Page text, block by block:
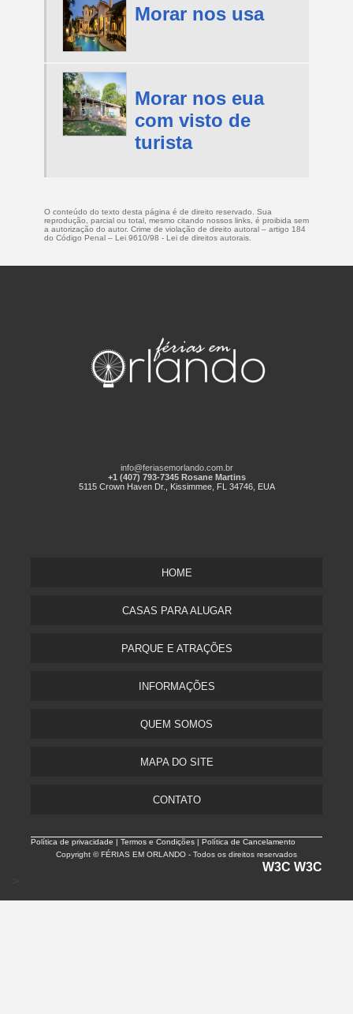
Morar nos usa
Morar nos eua
com visto de
turista
O conteúdo do texto desta página é de direito reservado. Sua
reprodução, parcial ou total, mesmo citando nossos links, é proibida sem
a autorização do autor. Crime de violação de direito autoral – artigo 184
do Código Penal – Lei 9610/98 - Lei de direitos autorais
info@feriasemorlando.com.br
+1 (407) 793-7345 Rosane Martins
5115 Crown Haven Dr., Kissimmee, FL 34746, EUA
HOME
CASAS PARA ALUGAR
PARQUE E ATRAÇÕES
INFORMAÇÕES
QUEM SOMOS
MAPA DO SITE
CONTATO
Política de privacidade |Termos e Condições | Política de Cancelamento
Copyright © FÉRIAS EM ORLANDO - Todos os direitos reservados
W3C W3C